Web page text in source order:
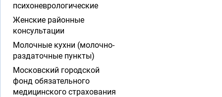
психоневрологические
Женские районные
консультации
Молочные кухни (молочно-
раздаточные пункты)
Московский городской
фонд обязательного
медицинского страхования